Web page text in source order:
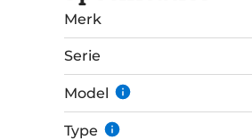
Shimano Nexus 3-speed
je tot stilstand met
Merk
Serie
Model
Type